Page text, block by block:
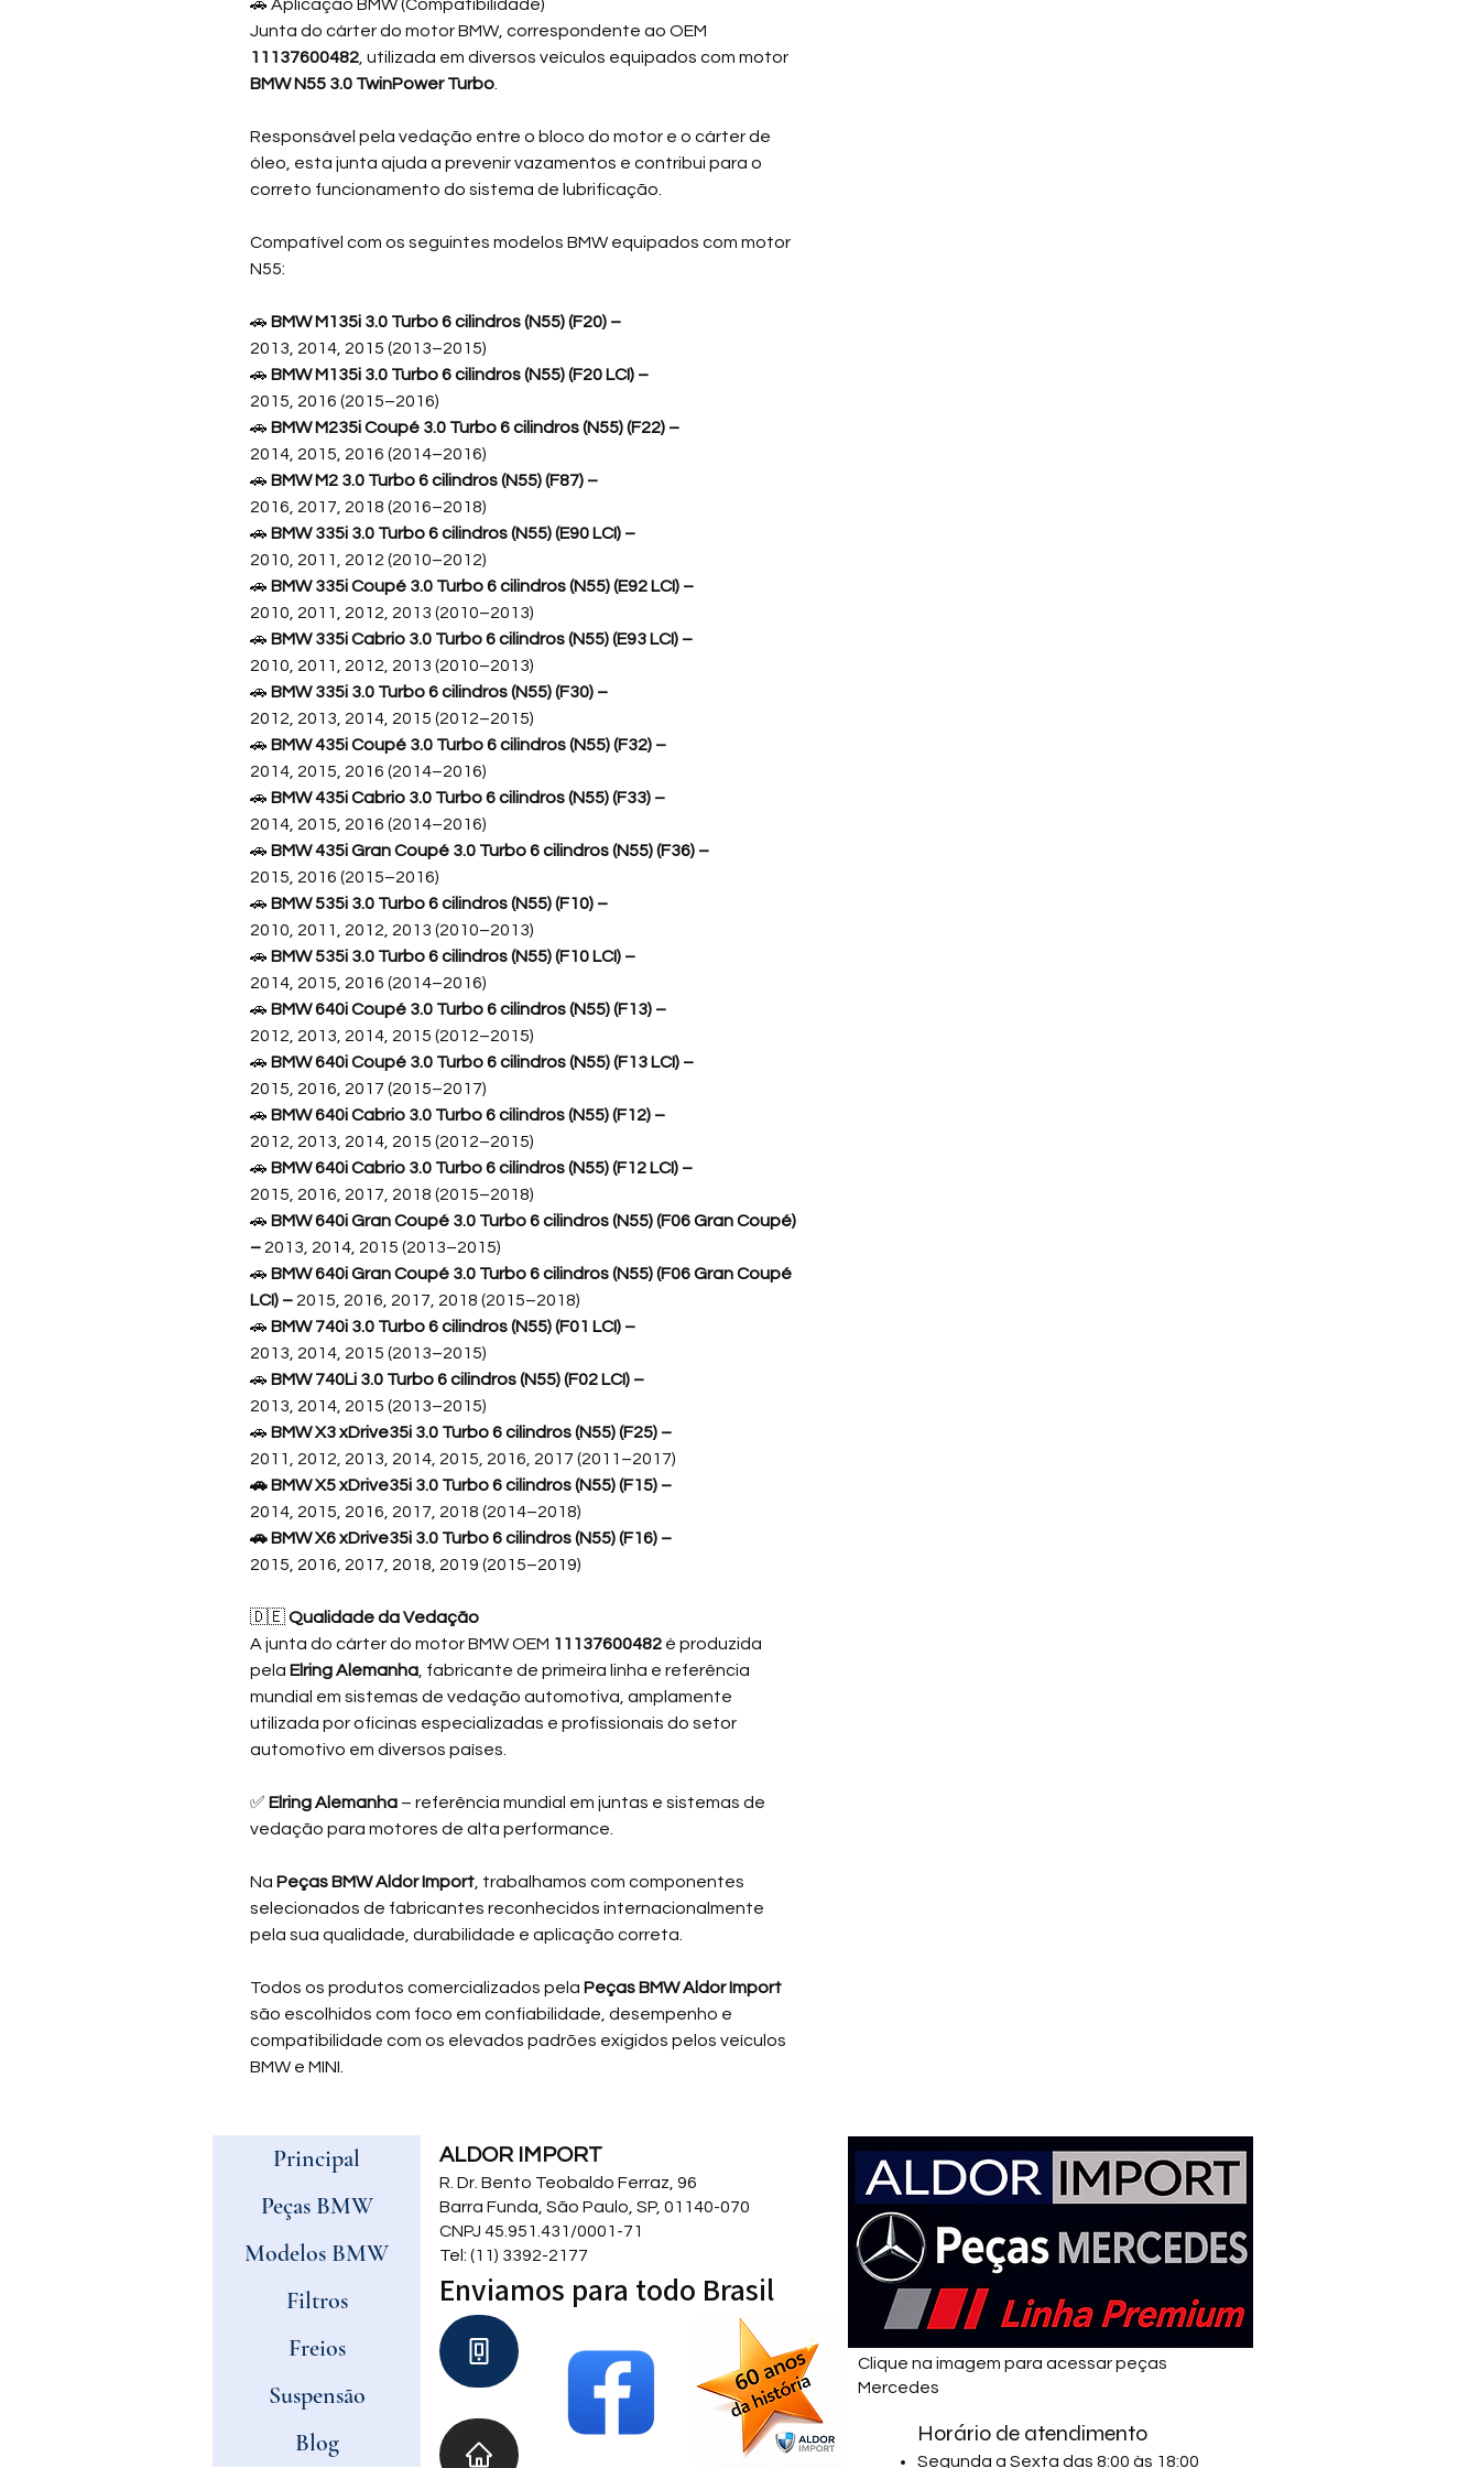
🚗 Aplicação BMW (Compatibilidade)
Junta do cárter do motor BMW, correspondente ao OEM
11137600482 , utilizada em diversos veículos equipados com motor
BMW N55 3.0 TwinPower Turbo
Responsável pela vedação entre o bloco do motor e o cárter de
óleo, esta junta ajuda a prevenir vazamentos e contribui para o
correto funcionamento do sistema de lubrificação.
Compatível com os seguintes modelos BMW equipados com motor
N55:
🚗 BMW M135i 3.0 Turbo 6 cilindros (N55) (F20) –
2013, 2014, 2015 (2013–2015)
🚗 BMW M135i 3.0 Turbo 6 cilindros (N55) (F20 LCI) –
2015, 2016 (2015–2016)
🚗 BMW M235i Coupé 3.0 Turbo 6 cilindros (N55) (F22) –
2014, 2015, 2016 (2014–2016)
🚗 BMW M2 3.0 Turbo 6 cilindros (N55) (F87) –
2016, 2017, 2018 (2016–2018)
🚗 BMW 335i 3.0 Turbo 6 cilindros (N55) (E90 LCI) –
2010, 2011, 2012 (2010–2012)
🚗 BMW 335i Coupé 3.0 Turbo 6 cilindros (N55) (E92 LCI) –
2010, 2011, 2012, 2013 (2010–2013)
🚗 BMW 335i Cabrio 3.0 Turbo 6 cilindros (N55) (E93 LCI) –
2010, 2011, 2012, 2013 (2010–2013)
🚗 BMW 335i 3.0 Turbo 6 cilindros (N55) (F30) –
2012, 2013, 2014, 2015 (2012–2015)
🚗 BMW 435i Coupé 3.0 Turbo 6 cilindros (N55) (F32) –
2014, 2015, 2016 (2014–2016)
🚗 BMW 435i Cabrio 3.0 Turbo 6 cilindros (N55) (F33) –
2014, 2015, 2016 (2014–2016)
🚗 BMW 435i Gran Coupé 3.0 Turbo 6 cilindros (N55) (F36) –
2015, 2016 (2015–2016)
🚗 BMW 535i 3.0 Turbo 6 cilindros (N55) (F10) –
2010, 2011, 2012, 2013 (2010–2013)
🚗 BMW 535i 3.0 Turbo 6 cilindros (N55) (F10 LCI) –
2014, 2015, 2016 (2014–2016)
🚗 BMW 640i Coupé 3.0 Turbo 6 cilindros (N55) (F13) –
2012, 2013, 2014, 2015 (2012–2015)
🚗 BMW 640i Coupé 3.0 Turbo 6 cilindros (N55) (F13 LCI) –
2015, 2016, 2017 (2015–2017)
🚗 BMW 640i Cabrio 3.0 Turbo 6 cilindros (N55) (F12) –
2012, 2013, 2014, 2015 (2012–2015)
🚗 BMW 640i Cabrio 3.0 Turbo 6 cilindros (N55) (F12 LCI) –
2015, 2016, 2017, 2018 (2015–2018)
🚗 BMW 640i Gran Coupé 3.0 Turbo 6 cilindros (N55) (F06 Gran Coupé)
– 2013, 2014, 2015 (2013–2015)
🚗 BMW 640i Gran Coupé 3.0 Turbo 6 cilindros (N55) (F06 Gran Coupé
LCI) – 2015, 2016, 2017, 2018 (2015–2018)
🚗 BMW 740i 3.0 Turbo 6 cilindros (N55) (F01 LCI) –
2013, 2014, 2015 (2013–2015)
🚗 BMW 740Li 3.0 Turbo 6 cilindros (N55) (F02 LCI) –
2013, 2014, 2015 (2013–2015)
🚗 BMW X3 xDrive35i 3.0 Turbo 6 cilindros (N55) (F25) –
2011, 2012, 2013, 2014, 2015, 2016, 2017 (2011–2017)
🚗 BMW X5 xDrive35i 3.0 Turbo 6 cilindros (N55) (F15) –
2014, 2015, 2016, 2017, 2018 (2014–2018)
🚗 BMW X6 xDrive35i 3.0 Turbo 6 cilindros (N55) (F16) –
2015, 2016, 2017, 2018, 2019 (2015–2019)
🇩🇪Qualidade da Vedação
A junta do cárter do motor BMW OEM 11137600482 é produzida
pela Elring Alemanha , fabricante de primeira linha e referência
mundial em sistemas de vedação automotiva, amplamente
utilizada por oficinas especializadas e profissionais do setor
automotivo em diversos países.
✅ Elring Alemanha – referência mundial em juntas e sistemas de
vedação para motores de alta performance.
Na Peças BMW Aldor Import , trabalhamos com componentes
selecionados de fabricantes reconhecidos internacionalmente
pela sua qualidade, durabilidade e aplicação correta.
Todos os produtos comercializados pela Peças BMW Aldor Import
são escolhidos com foco em confiabilidade, desempenho e
compatibilidade com os elevados padrões exigidos pelos veículos
BMW e MINI.
Principal
Peças BMW
Modelos BMW
Filtros
Freios
Suspensão
Blog
ALDOR IMPORT
R. Dr. Bento Teobaldo Ferraz, 96
Barra Funda, São Paulo, SP, 01140-070
CNPJ 45.951.431/0001-71
Tel: (11) 3392-2177
Enviamos para todo Brasil
Clique na imagem para acessar peças
Mercedes
Horário de atendimento
Segunda a Sexta das 8:00 às 18:00